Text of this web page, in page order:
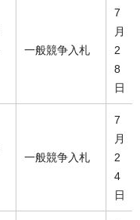
一般競争入札
7
月
2
8
日
一般競争入札
7
月
2
4
日